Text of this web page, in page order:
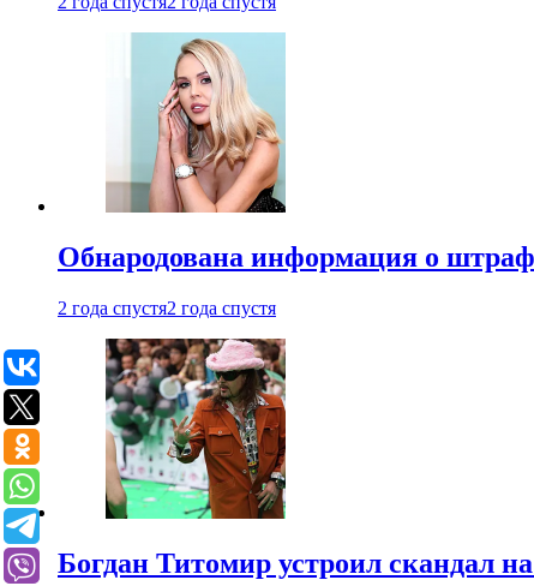
Обнародована информация о
2 года спустя2 года спустя
Богдан Титомир устроил скандал